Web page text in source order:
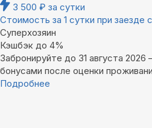
3 500 ₽ за сутки
Стоимость за 1 сутки при заезде
Суперхозяин
Кэшбэк до 4%
Забронируйте до 31 августа
бонусами после оценки
Подробнее